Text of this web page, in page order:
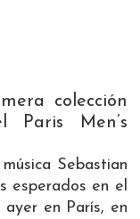
colección
Men’s
Sebastian
esperados en el
en París, en